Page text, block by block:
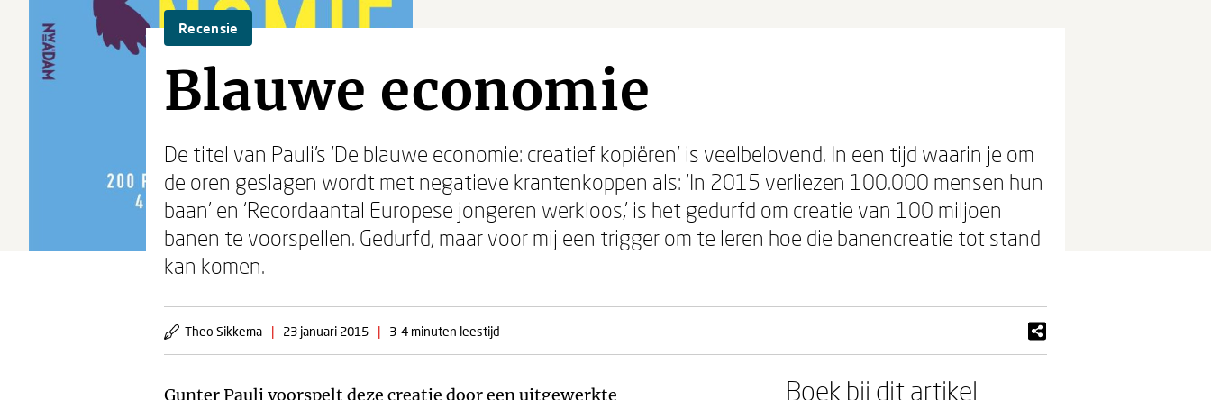
Recensie
Blauwe economie
De titel van Pauli’s ‘De blauwe economie: creatief kopiëren’ is veelbelovend. In een tijd waarin je om
de oren geslagen wordt met negatieve krantenkoppen als: ‘In 2015 verliezen 100.000 mensen hun
baan’ en ‘Recordaantal Europese jongeren werkloos,’ is het gedurfd om creatie van 100 miljoen
banen te voorspellen. Gedurfd, maar voor mij een trigger om te leren hoe die banencreatie tot stand
kan komen.
Theo Sikkema | 23 januari 2015 | 3-4 minuten leestijd
Gunter Paulivoorspelt deze creatie door een uitgewerkte
Boek bij dit artikel